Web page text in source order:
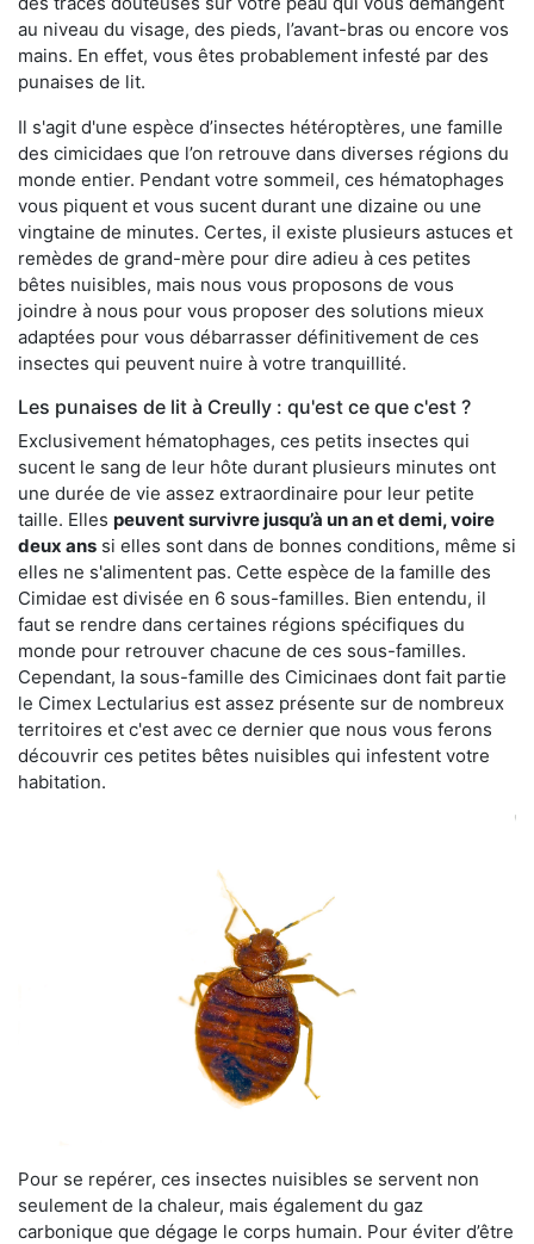
au niveau du visage, des pieds, l’avant-bras ou encore vos
mains. En effet, vous êtes probablement infesté par des
punaises de lit.
Il s'agit d'une espèce d’insectes hétéroptères, une famille
des cimicidaes que l’on retrouve dans diverses régions du
monde entier. Pendant votre sommeil, ces hématophages
vous piquent et vous sucent durant une dizaine ou une
vingtaine de minutes. Certes, il existe plusieurs astuces et
remèdes de grand-mère pour dire adieu à ces petites
bêtes nuisibles, mais nous vous proposons de vous
joindre à nous pour vous proposer des solutions mieux
adaptées pour vous débarrasser définitivement de ces
insectes qui peuvent nuire à votre tranquillité.
Les punaises de lit à Creully : qu'est ce que c'est ?
Exclusivement hématophages, ces petits insectes qui
sucent le sang de leur hôte durant plusieurs minutes ont
une durée de vie assez extraordinaire pour leur petite
taille. Elles peuvent survivre jusqu’à un an et demi, voire
deux ans si elles sont dans de bonnes conditions, même si
elles ne s'alimentent pas. Cette espèce de la famille des
Cimidae est divisée en 6 sous-familles. Bien entendu, il
faut se rendre dans certaines régions spécifiques du
monde pour retrouver chacune de ces sous-familles.
Cependant, la sous-famille des Cimicinaes dont fait partie
le Cimex Lectularius est assez présente sur de nombreux
territoires et c'est avec ce dernier que nous vous ferons
découvrir ces petites bêtes nuisibles qui infestent votre
habitation.
Pour se repérer, ces insectes nuisibles se servent non
seulement de la chaleur, mais également du gaz
carbonique que dégage le corps humain. Pour éviter d’être